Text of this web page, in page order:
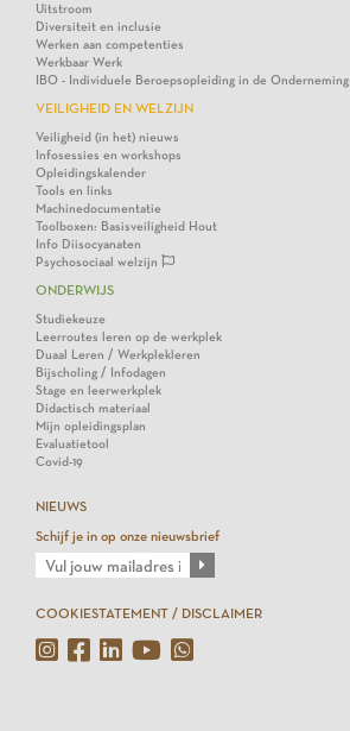
Uitstroom
Diversiteit en inclusie
Werken aan competenties
Werkbaar Werk
IBO - Individuele Beroepsopleiding in de Onderneming
VEILIGHEID EN WELZIJN
Veiligheid (in het) nieuws
Infosessies en workshops
Opleidingskalender
Tools en links
Machinedocumentatie
Toolboxen: Basisveiligheid Hout
Info Diisocyanaten
Psychosociaal welzijn
ONDERWIJS
Studiekeuze
Leerroutes leren op de werkplek
Duaal Leren / Werkplekleren
Bijscholing / Infodagen
Stage en leerwerkplek
Didactisch materiaal
Mijn opleidingsplan
Evaluatietool
Covid-19
NIEUWS
Schijf je in op onze nieuwsbrief
COOKIESTATEMENT / DISCLAIMER